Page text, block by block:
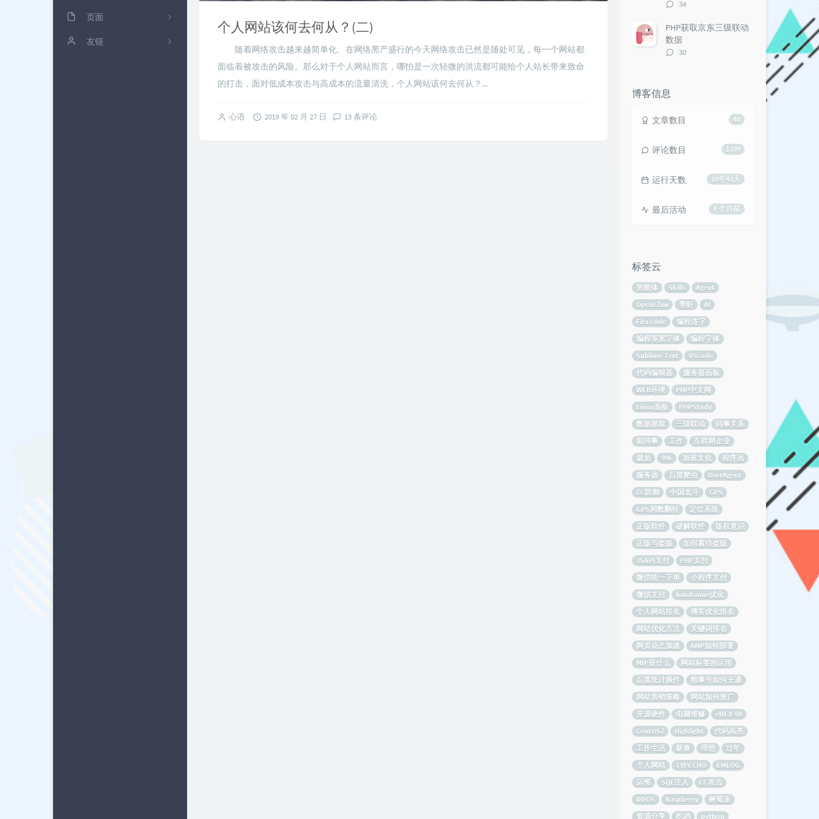
20
杂七杂八
3
Linux
页面
浅抒流年
友链
个人网站该何去何从？(二)
随着网络攻击越来越简单化、在网络黑产盛行的今天网络攻击已然是随处可见，每一个网站都
面临着被攻击的风险。那么对于个人网站而言，哪怕是一次轻微的洪流都可能给个人站长带来致命
的打击，面对低成本攻击与高成本的流量清洗，个人网站该何去何从？...
心语 2019 年 02 月 27 日 13 条评论
评
数：
34
PHP获取京东三级联动
数据
评
30
博客信息
40
文章数目
1309
评论数目
10年43天
运行天数
4 个月前
最后活动
标签云
智能体 Skills
Agent
OpenClaw
养虾
AI
Fira code
编程连字
编程等宽字体
编程字体
Sublime Text
VScode
代码编辑器
服务器面板
WEB环境
PHP中文网
Linux面板
PHPStudy
数据抓取
三级联动
同事关系
前同事
工作
互联网企业
裁员
996 加班文化
程序员
服务器
百度爬虫
UserAgent
CC防御
中国北斗
GPS
GPS周数翻转
定位系统
正版软件
破解软件
版权意识
正版与盗版
如何看待盗版
JSAPI支付
PHP支付
微信统一下单
小程序支付
微信支付
handsome优化
个人网站排名
博客优化排名
网站优化方法
关键词排名
网页动态加速
AMP如何部署
MIP是什么
网站标签的运用
百度统计插件
熊掌号如何开通
网站营销策略
网站如何推广
开源硬件
电脑维修
eDEX-UI
CentOS7
Highlight
代码高亮
工作生活
新春 理想
过年
个人网站
TYPECHO
EMLOG
运维
SQL注入
CC攻击
DDOS
Raspberry
树莓派
资源分享
吃鸡 python